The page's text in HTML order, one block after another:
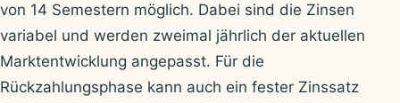
von 14 Semestern möglich. Dabei sind die Zinsen
variabel und werden zweimal jährlich der aktuellen
Marktentwicklung angepasst. Für die
Rückzahlungsphase kann auch ein fester Zinssatz